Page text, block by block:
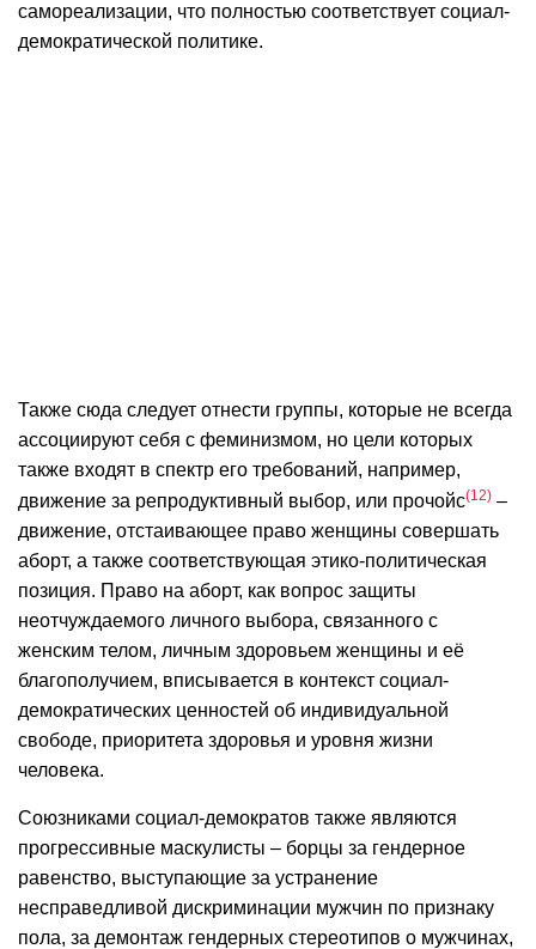
самореализации, что полностью соответствует социал-
демократической политике.
Также сюда следует отнести группы, которые не всегда
ассоциируют себя с феминизмом, но цели которых
также входят в спектр его требований, например,
движение за репродуктивный выбор, или прочойс 12
–
движение, отстаивающее право женщины совершать
аборт, а также соответствующая этико-политическая
позиция. Право на аборт, как вопрос защиты
неотчуждаемого личного выбора, связанного с
женским телом, личным здоровьем женщины и её
благополучием, вписывается в контекст социал-
демократических ценностей об индивидуальной
свободе, приоритета здоровья и уровня жизни
человека.
Союзниками социал-демократов также являются
прогрессивные маскулисты – борцы за гендерное
равенство, выступающие за устранение
несправедливой дискриминации мужчин по признаку
пола, за демонтаж гендерных стереотипов о мужчинах,